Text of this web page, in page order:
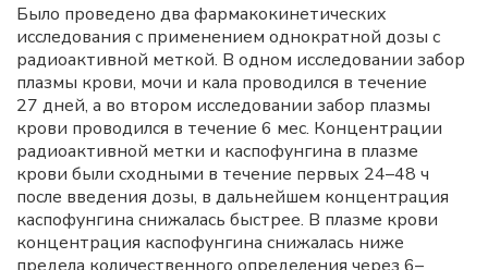
Было проведено два фармакокинетических
исследования с применением однократной дозы с
радиоактивной меткой. В одном исследовании забор
плазмы крови, мочи и кала проводился в течение
27 дней, а во втором исследовании забор плазмы
крови проводился в течение 6 мес. Концентрации
радиоактивной метки и каспофунгина в плазме
крови были сходными в течение первых 24–48 ч
после введения дозы, в дальнейшем концентрация
каспофунгина снижалась быстрее. В плазме крови
концентрация каспофунгина снижалась ниже